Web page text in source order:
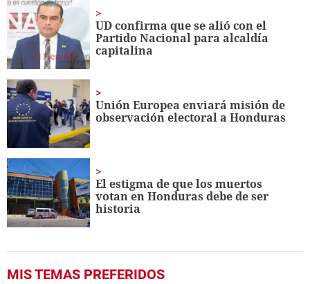
51
seconds
UD confirma que se alió con el
Partido Nacional para alcaldía
capitalina
Unión Europea enviará misión de
observación electoral a Honduras
El estigma de que los muertos
votan en Honduras debe de ser
historia
MIS TEMAS PREFERIDOS